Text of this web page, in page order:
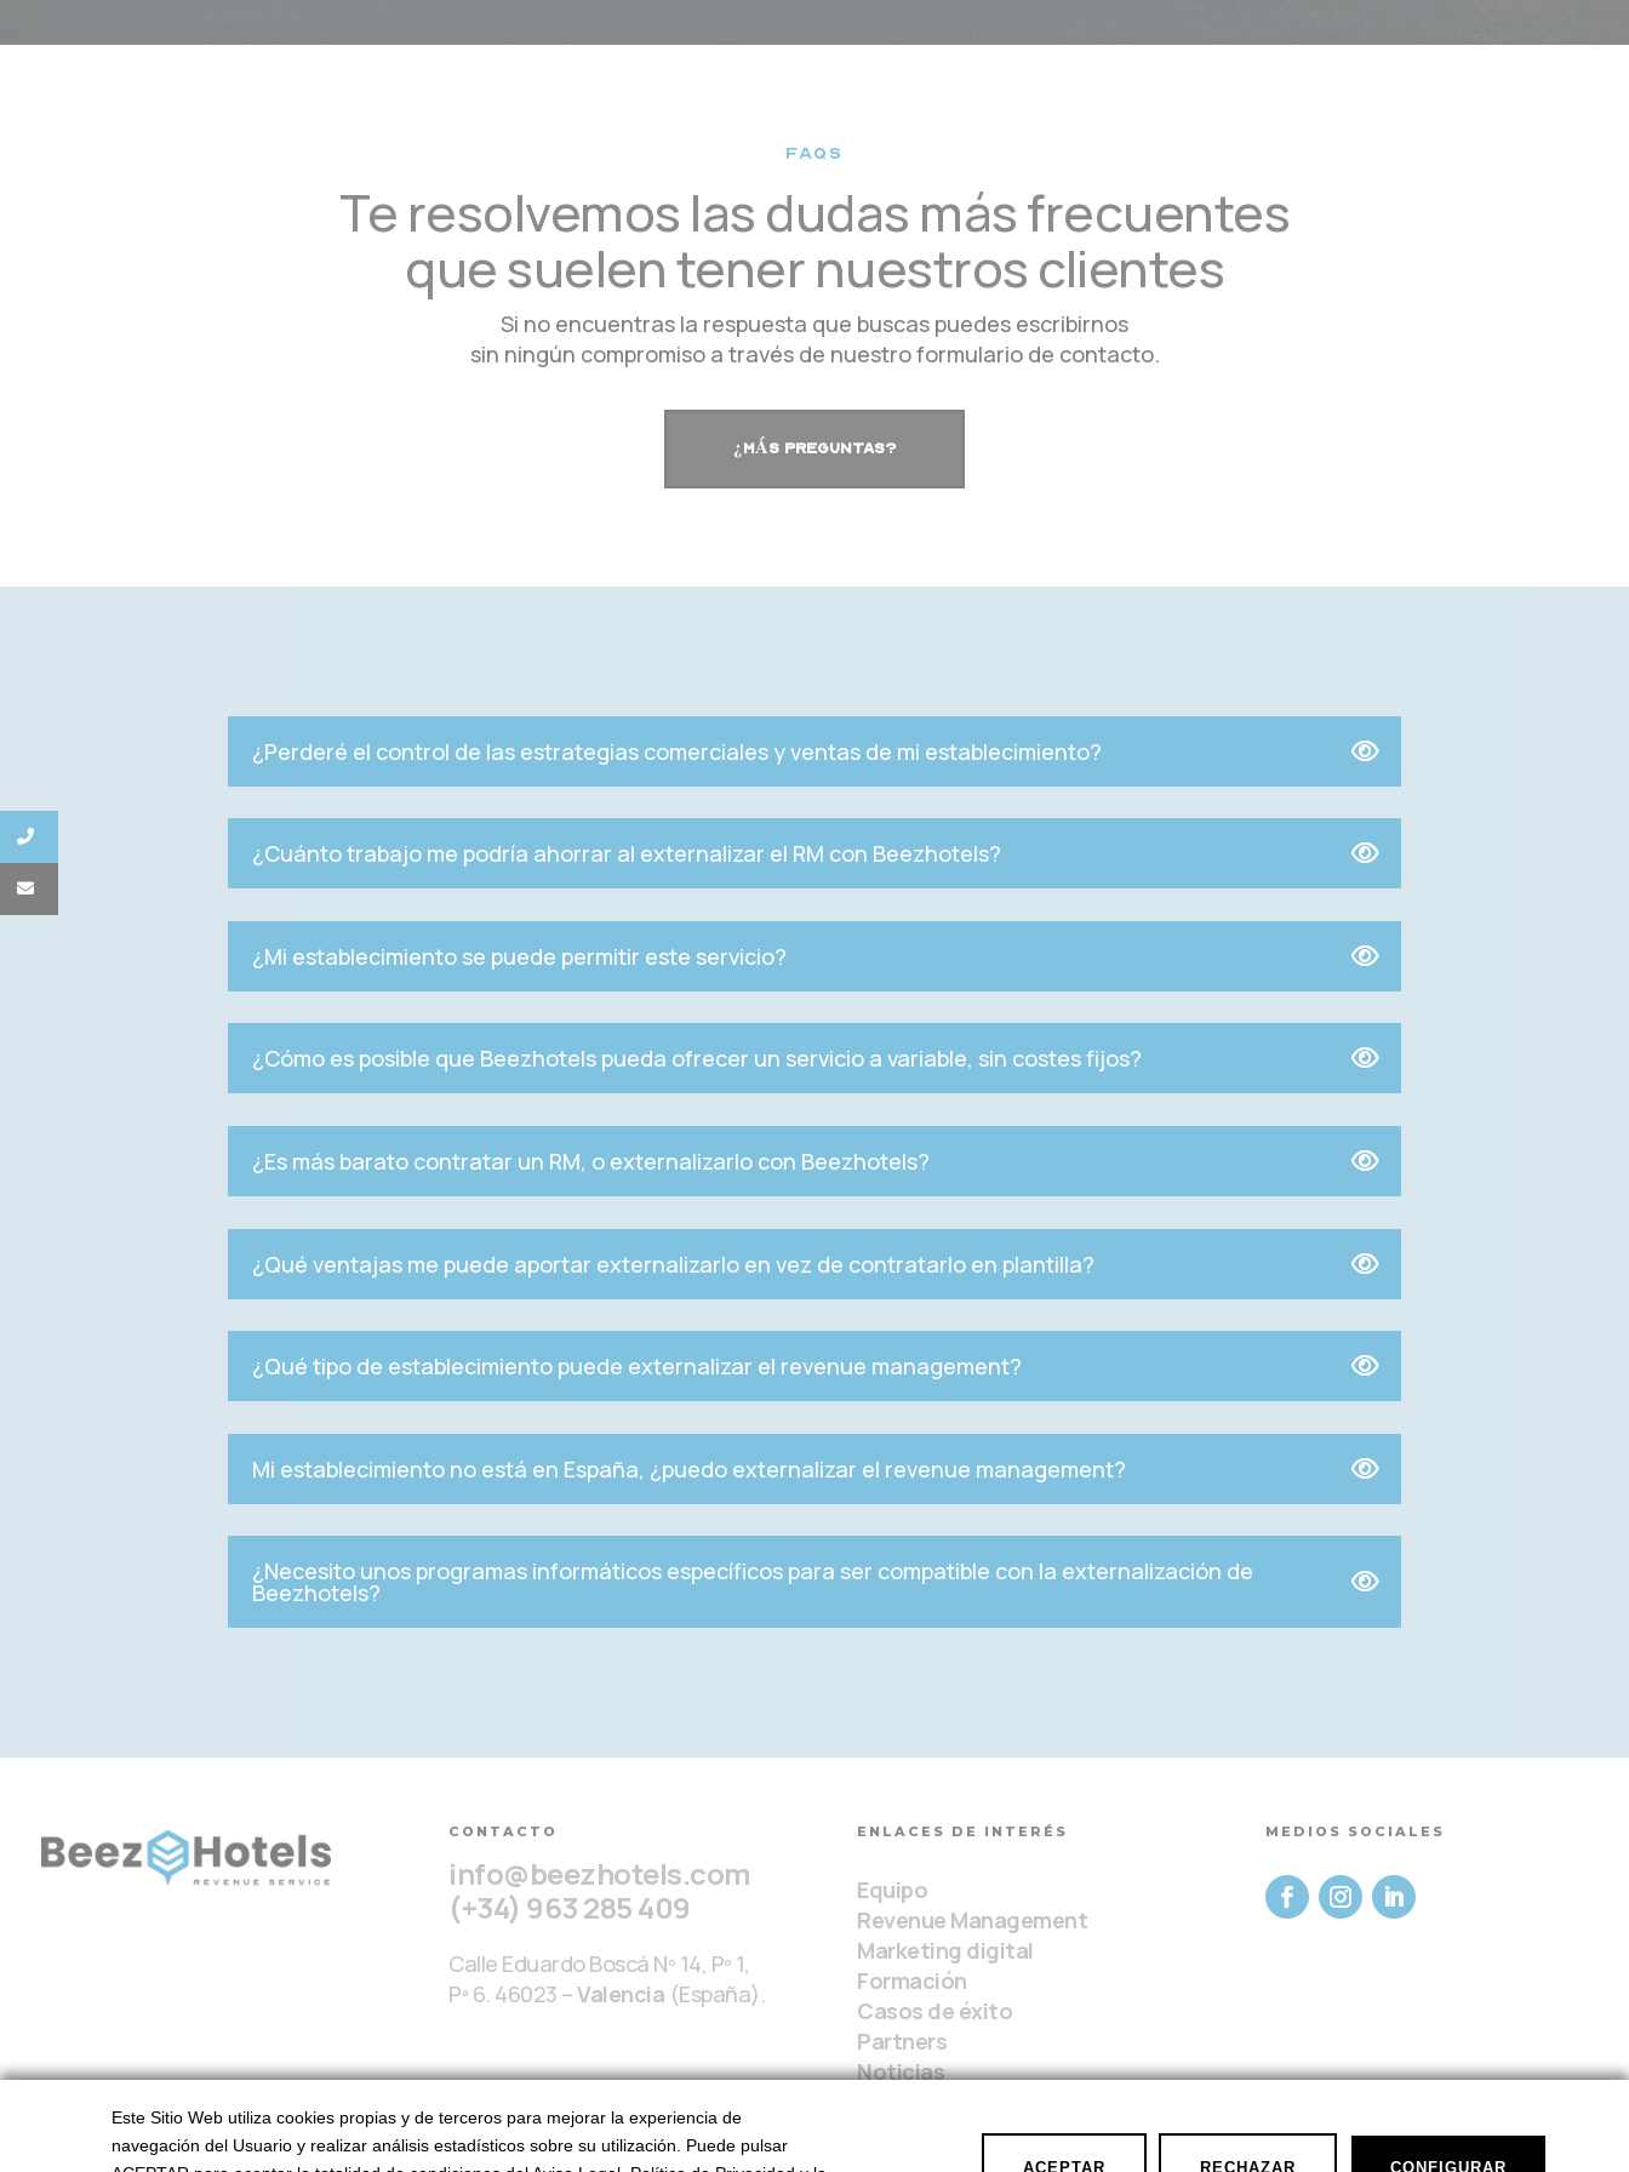
FAQS
Te resolvemos las dudas más frecuentes
que suelen tener nuestros clientes
Si no encuentras la respuesta que buscas puedes escribirnos
sin ningún compromiso a través de nuestro formulario de contacto.
¿MÁS PREGUNTAS?
¿Perderé el control de las estrategias comerciales y ventas de mi establecimiento?
¿Cuánto trabajo me podría ahorrar al externalizar el RM con Beezhotels?
¿Mi establecimiento se puede permitir este servicio?
¿Cómo es posible que Beezhotels pueda ofrecer un servicio a variable, sin costes fijos?
¿Es más barato contratar un RM, o externalizarlo con Beezhotels?
¿Qué ventajas me puede aportar externalizarlo en vez de contratarlo en plantilla?
¿Qué tipo de establecimiento puede externalizar el revenue management?
Mi establecimiento no está en España, ¿puedo externalizar el revenue management?
¿Necesito unos programas informáticos específicos para ser compatible con la externalización de
Beezhotels?
CONTACTO
info@beezhotels.com
(+34) 963 285 409
Calle Eduardo Boscá Nº 14, Pº 1,
Pª 6. 46023 –Valencia (España).
ENLACES DE INTERÉS
Equipo
Revenue Management
Marketing digital
Formación
Casos de éxito
Partners
Noticias
MEDIOS SOCIALES
Este Sitio Web utiliza cookies propias y de terceros para mejorar la experiencia de
navegación del Usuario y realizar análisis estadísticos sobre su utilización. Puede pulsar
ACEPTAR RECHAZAR CONFIGURAR